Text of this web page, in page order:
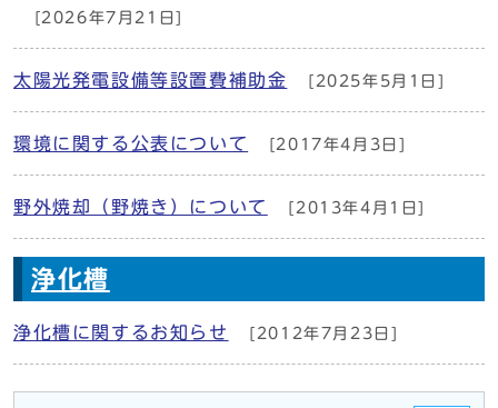
[2026年7月21日]
太陽光発電設備等設置費補助金 [2025年5月1日]
環境に関する公表について [2017年4月3日]
野外焼却（野焼き）について [2013年4月1日]
浄化槽
浄化槽に関するお知らせ [2012年7月23日]